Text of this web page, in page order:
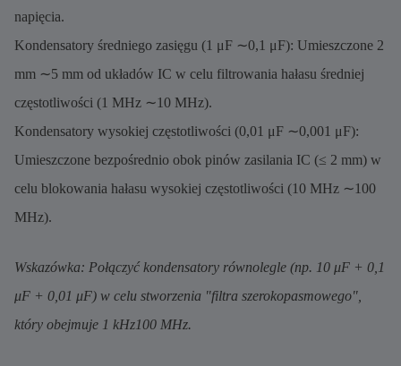
napięcia.
Kondensatory średniego zasięgu (1 μF ∼0,1 μF): Umieszczone 2
mm ∼5 mm od układów IC w celu filtrowania hałasu średniej
częstotliwości (1 MHz ∼10 MHz).
Kondensatory wysokiej częstotliwości (0,01 μF ∼0,001 μF):
Umieszczone bezpośrednio obok pinów zasilania IC (≤ 2 mm) w
celu blokowania hałasu wysokiej częstotliwości (10 MHz ∼100
MHz).
Wskazówka: Połączyć kondensatory równolegle (np. 10 μF + 0,1
μF + 0,01 μF) w celu stworzenia "filtra szerokopasmowego",
który obejmuje 1 kHz100 MHz.